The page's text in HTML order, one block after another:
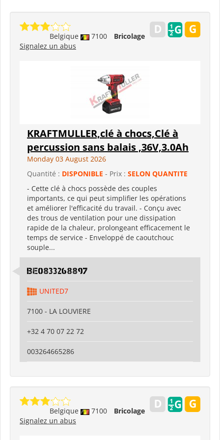
Belgique 7100
Bricolage
Signalez un abus
KRAFTMULLER,clé à chocs,Clé à
percussion sans balais ,36V,3.0Ah
Monday 03 August 2026
Quantité : DISPONIBLE - Prix : SELON QUANTITE
- Cette clé à chocs possède des couples
importants, ce qui peut simplifier les opérations
et améliorer l'efficacité du travail. - Conçu avec
des trous de ventilation pour une dissipation
rapide de la chaleur, prolongeant efficacement le
temps de service - Enveloppé de caoutchouc
souple...
BE0833268897
UNITED7
7100 - LA LOUVIERE
+32 4 70 07 22 72
003264665286
Belgique 7100
Bricolage
Signalez un abus